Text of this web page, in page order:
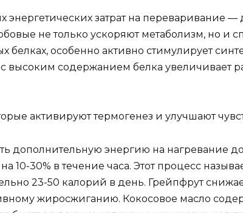
затрат на переваривание —
не только ускоряют метаболизм, но и
особенно активно стимулирует
высоким содержанием белка увеличивает
активируют термогенез и улучшают
дополнительную энергию на нагревание
10-30% в течение часа. Этот процесс
23-50 калорий в день. Грейпфрут
жиросжиганию. Кокосовое масло